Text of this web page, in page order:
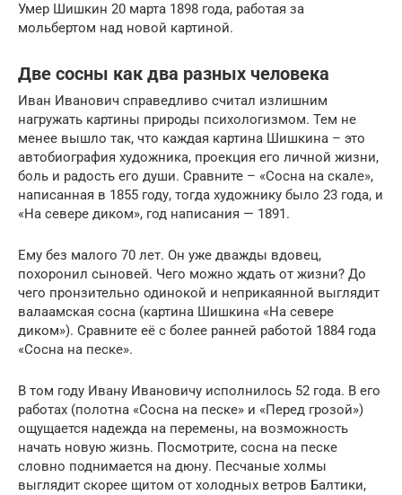
Умер Шишкин 20 марта 1898 года, работая за
мольбертом над новой картиной.
Две сосны как два разных человека
Иван Иванович справедливо считал излишним
нагружать картины природы психологизмом. Тем не
менее вышло так, что каждая картина Шишкина – это
автобиография художника, проекция его личной жизни,
боль и радость его души. Сравните – «Сосна на скале»,
написанная в 1855 году, тогда художнику было 23 года, и
«На севере диком», год написания — 1891.
Ему без малого 70 лет. Он уже дважды вдовец,
похоронил сыновей. Чего можно ждать от жизни? До
чего пронзительно одинокой и неприкаянной выглядит
валаамская сосна (картина Шишкина «На севере
диком»). Сравните её с более ранней работой 1884 года
«Сосна на песке».
В том году Ивану Ивановичу исполнилось 52 года. В его
работах (полотна «Сосна на песке» и «Перед грозой»)
ощущается надежда на перемены, на возможность
начать новую жизнь. Посмотрите, сосна на песке
словно поднимается на дюну. Песчаные холмы
выглядит скорее щитом от холодных ветров Балтики,